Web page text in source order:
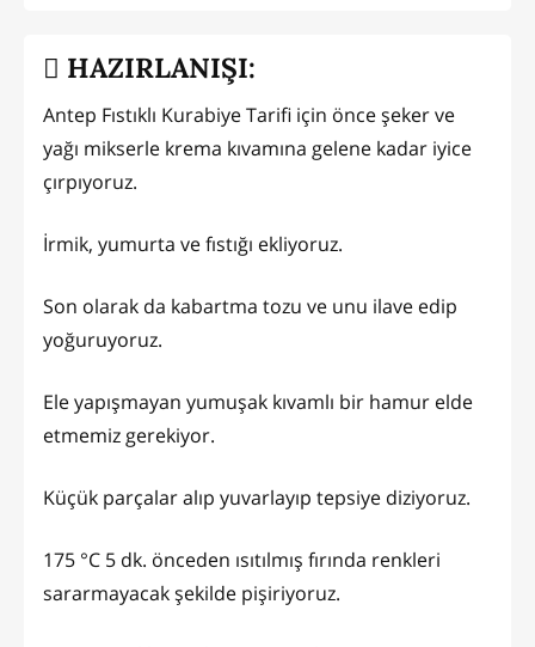
HAZIRLANIŞI:
Antep Fıstıklı Kurabiye Tarifi için önce şeker ve
yağı mikserle krema kıvamına gelene kadar iyice
çırpıyoruz.
İrmik, yumurta ve fıstığı ekliyoruz.
Son olarak da kabartma tozu ve unu ilave edip
yoğuruyoruz.
Ele yapışmayan yumuşak kıvamlı bir hamur elde
etmemiz gerekiyor.
Küçük parçalar alıp yuvarlayıp tepsiye diziyoruz.
175 °C 5 dk. önceden ısıtılmış fırında renkleri
sararmayacak şekilde pişiriyoruz.